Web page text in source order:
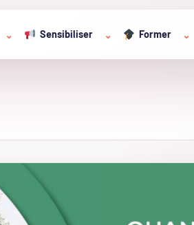
⌄ Sensibiliser ⌄ Former ⌄